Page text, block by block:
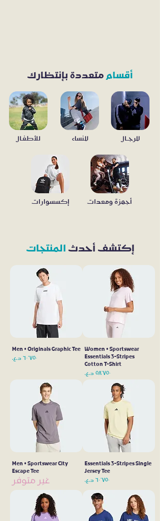
أقسام متعددة بإنتظارك
للأطفـال للنساء للرجــال
إكسسوارات أجهزة ومعدات
إكتشف أحدث المنتجات
Women • Sportswear
Essentials 3-Stripes
Cotton T-Shirt
السعر
Men • Originals Graphic Tee
السعر
Essentials 3-Stripes Single
Jersey Tee
السعر
Men • Sportswear City
Escape Tee
غير متوفر